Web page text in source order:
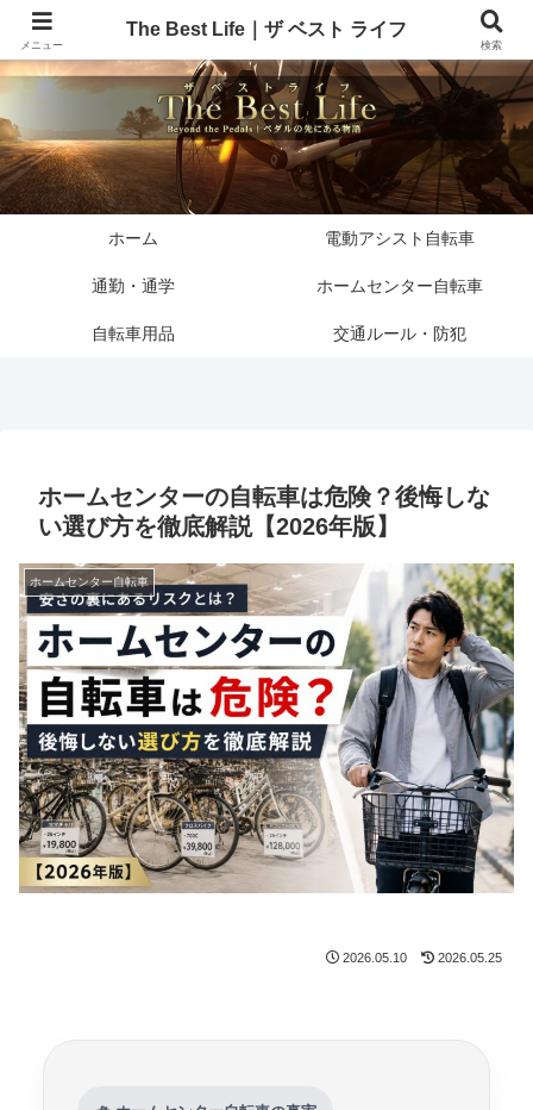
ホーム 電動アシスト自転車
通勤・通学 ホームセンター自転車
自転車用品 交通ルール・防犯
ホームセンターの自転車は危険？後悔しな
い選び方を徹底解説【2026年版】
ホームセンター自転車
2026.05.10 2026.05.25
メニュー
The Best Life｜ザ ベスト ライフ
検索